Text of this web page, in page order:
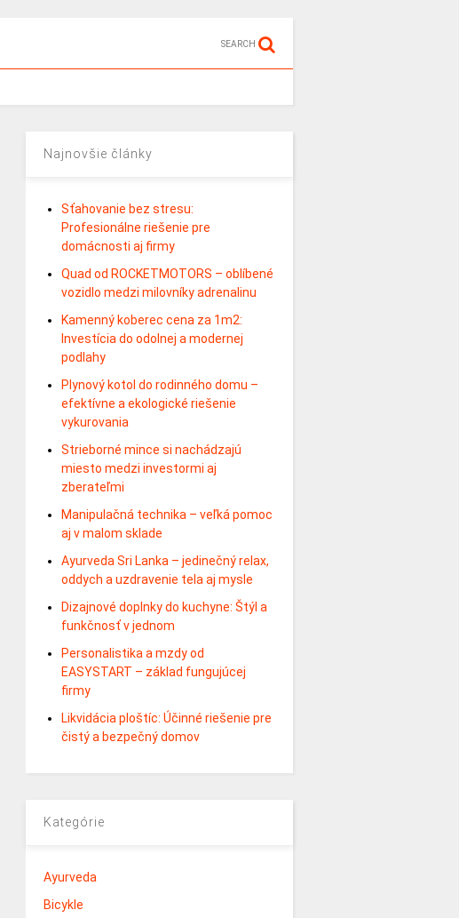
SEARCH
Najnovšie články
Sťahovanie bez stresu:
Profesionálne riešenie pre
domácnosti aj firmy
Quad od ROCKETMOTORS – oblíbené
vozidlo medzi milovníky adrenalinu
Kamenný koberec cena za 1m2:
Investícia do odolnej a modernej
podlahy
Plynový kotol do rodinného domu –
efektívne a ekologické riešenie
vykurovania
Strieborné mince si nachádzajú
miesto medzi investormi aj
zberateľmi
Manipulačná technika – veľká pomoc
aj v malom sklade
Ayurveda Sri Lanka – jedinečný relax,
oddych a uzdravenie tela aj mysle
Dizajnové doplnky do kuchyne: Štýl a
funkčnosť v jednom
Personalistika a mzdy od
EASYSTART – základ fungujúcej
firmy
Likvidácia ploštíc: Účinné riešenie pre
čistý a bezpečný domov
Kategórie
Ayurveda
Bicykle